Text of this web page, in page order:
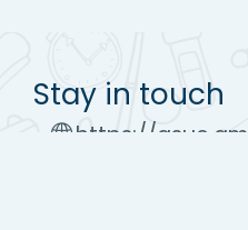
Stay in touch
https://asue.am